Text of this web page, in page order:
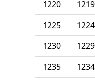
1219
1220
1224
1225
1229
1230
1234
1235